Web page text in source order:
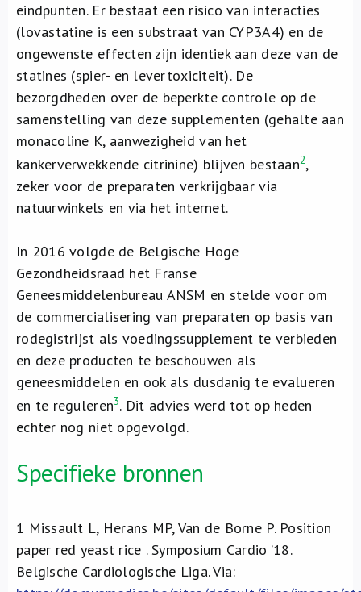
eindpunten. Er bestaat een risico van interacties
(lovastatine is een substraat van CYP3A4) en de
ongewenste effecten zijn identiek aan deze van de
statines (spier- en levertoxiciteit). De
bezorgdheden over de beperkte controle op de
samenstelling van deze supplementen (gehalte aan
monacoline K, aanwezigheid van het
kankerverwekkende citrinine) blijven bestaan2,
zeker voor de preparaten verkrijgbaar via
natuurwinkels en via het internet.
In 2016 volgde de Belgische Hoge
Gezondheidsraad het Franse
Geneesmiddelenbureau ANSM en stelde voor om
de commercialisering van preparaten op basis van
rodegistrijst als voedingssupplement te verbieden
en deze producten te beschouwen als
geneesmiddelen en ook als dusdanig te evalueren
en te reguleren3. Dit advies werd tot op heden
echter nog niet opgevolgd.
Specifieke bronnen
1 Missault L, Herans MP, Van de Borne P. Position
paper red yeast rice . Symposium Cardio ’18.
Belgische Cardiologische Liga. Via: